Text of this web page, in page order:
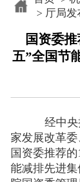
> 厅局发
国资委
五”全国节
经中央批
家发展改革
国资委推荐
能减排先进